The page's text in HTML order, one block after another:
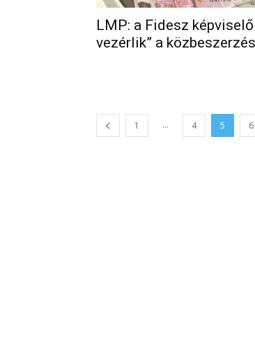
LMP: a Fidesz
vezérlik” a
1 ... 4 5 6